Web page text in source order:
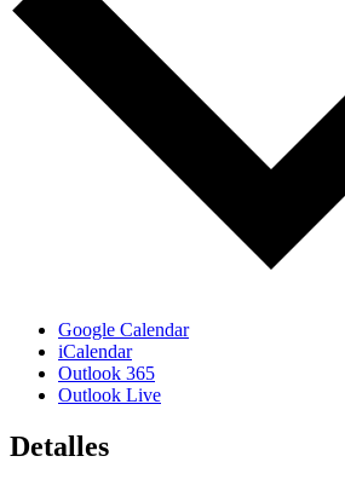
Google Calendar
iCalendar
Outlook 365
Outlook Live
Detalles